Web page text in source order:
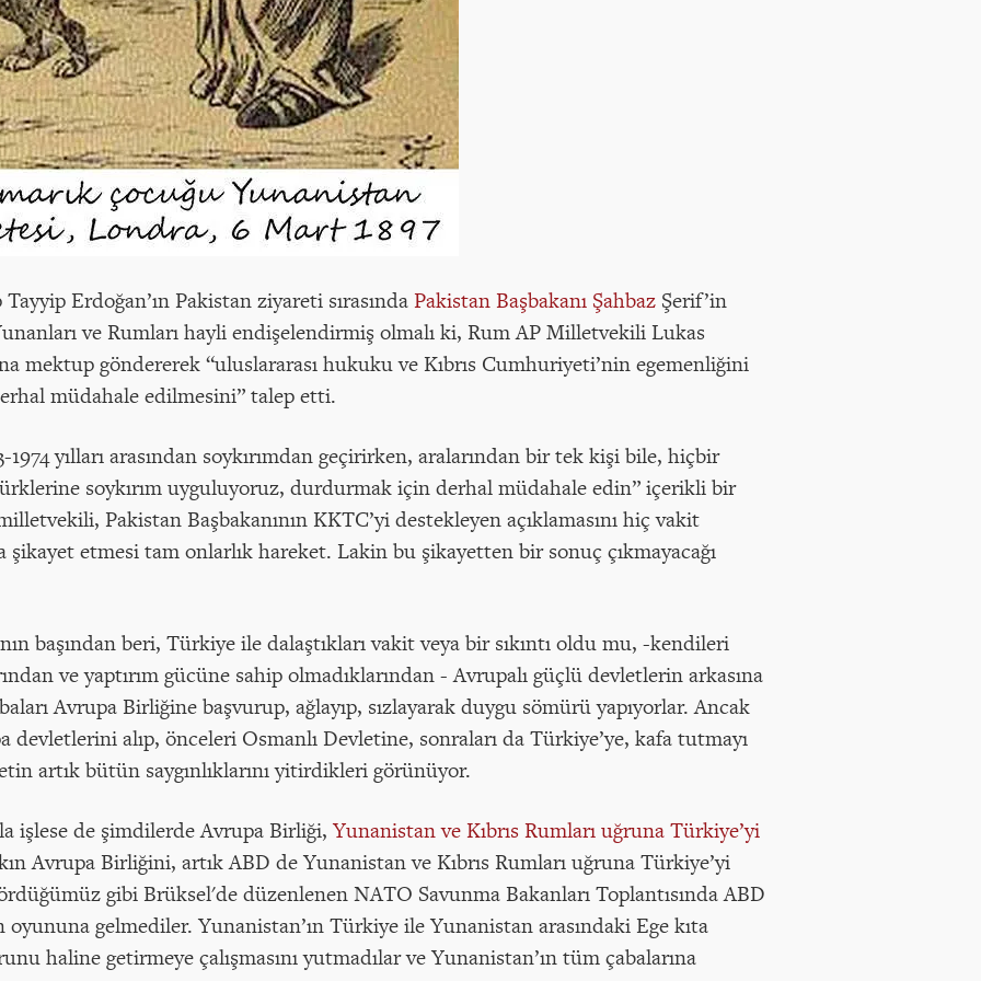
Erdoğan’ın Pakistan ziyareti sırasındaPakistan Başbakanı Şahbaz Şerif’in
ve Rumları hayli endişelendirmiş olmalı ki, Rum AP Milletvekili Lukas
mektup göndererek “uluslararası hukuku ve Kıbrıs Cumhuriyeti’nin egemenliğini
müdahale edilmesini” talep etti.
yılları arasından soykırımdan geçirirken, aralarından bir tek kişi bile, hiçbir
soykırım uyguluyoruz, durdurmak için derhal müdahale edin” içerikli bir
Pakistan Başbakanının KKTC’yi destekleyen açıklamasını hiç vakit
etmesi tam onlarlık hareket. Lakin bu şikayetten bir sonuç çıkmayacağı
başından beri, Türkiye ile dalaştıkları vakit veya bir sıkıntı oldu mu, -kendileri
ve yaptırım gücüne sahip olmadıklarından - Avrupalı güçlü devletlerin arkasına
Avrupa Birliğine başvurup, ağlayıp, sızlayarak duygu sömürü yapıyorlar. Ancak
devletlerini alıp, önceleri Osmanlı Devletine, sonraları da Türkiye’ye, kafa tutmayı
artık bütün saygınlıklarını yitirdikleri görünüyor.
işlese de şimdilerde Avrupa Birliği,Yunanistan ve Kıbrıs Rumları uğruna Türkiye’yi
Avrupa Birliğini, artık ABD de Yunanistan ve Kıbrıs Rumları uğruna Türkiye’yi
gibi Brüksel'de düzenlenen NATO Savunma Bakanları Toplantısında ABD
gelmediler. Yunanistan’ın Türkiye ile Yunanistan arasındaki Ege kıta
haline getirmeye çalışmasını yutmadılar ve Yunanistan’ın tüm çabalarına